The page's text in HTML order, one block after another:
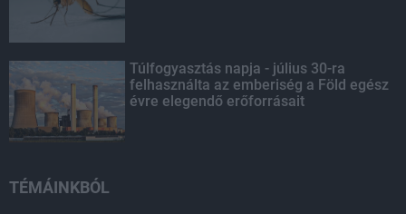
Túlfogyasztás napja - július 30-ra
felhasználta az emberiség a Föld egész
évre elegendő erőforrásait
TÉMÁINKBÓL